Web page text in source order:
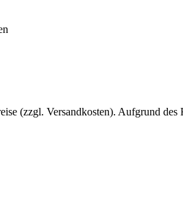
(zzgl. Versandkosten). Aufgrund